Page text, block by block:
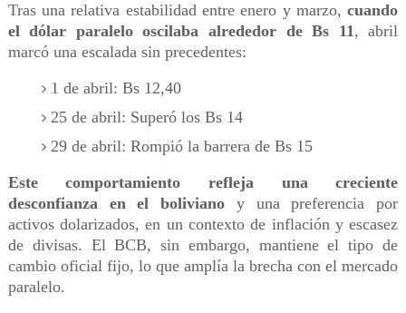
Tras una relativa estabilidad entre enero y marzo,cuando
el dólar paralelo oscilaba alrededor de Bs 11, abril
marcó una escalada sin precedentes:
1 de abril: Bs 12,40
25 de abril: Superó los Bs 14
29 de abril: Rompió la barrera de Bs 15
Este comportamiento refleja una creciente
desconfianza en el boliviano y una preferencia por
activos dolarizados, en un contexto de inflación y escasez
de divisas. El BCB, sin embargo, mantiene el tipo de
cambio oficial fijo, lo que amplía la brecha con el mercado
paralelo.